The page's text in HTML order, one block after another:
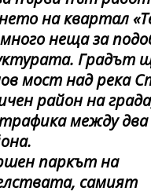
на квартал
неща за
Градът
мост над река
район на
между два
паркът на
самият